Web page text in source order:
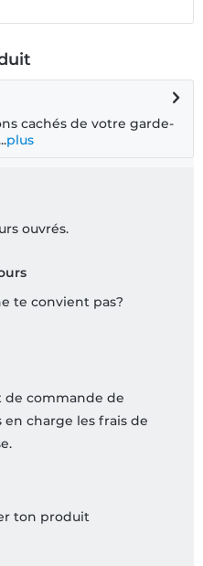
cachés de votre garde-
plus
ouvrés.
te convient pas?
commande de
en charge les frais de
ton produit